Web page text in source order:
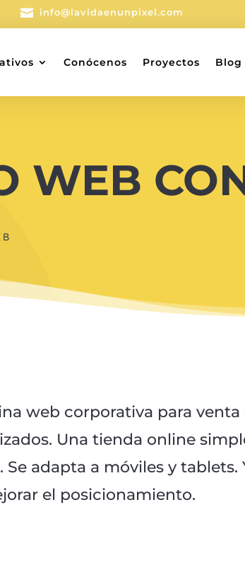
 info@lavidaenunpixel.com
Conócenos Proyectos Blog
WEB
web corporativa para venta
Una tienda online
adapta a móviles y tablets.
el posicionamiento.